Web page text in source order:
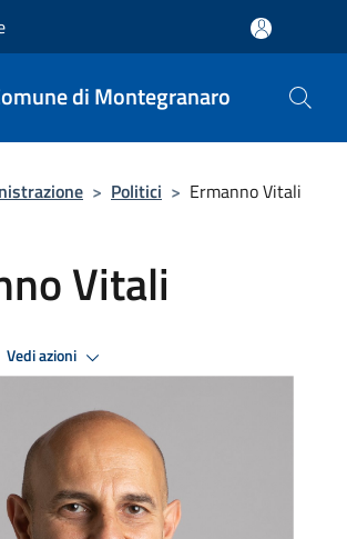
di Montegranaro
> Politici > Ermanno Vitali
Vitali
Vedi azioni